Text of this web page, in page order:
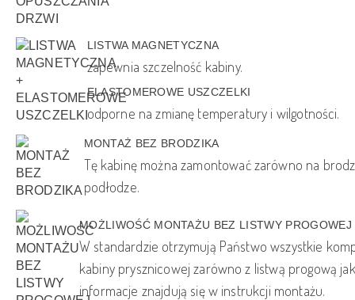
LISTWA MAGNETYCZNA
zapewnia szczelność kabiny.
ELASTOMEROWE USZCZELKI
odporne na zmianę temperatury i wilgotności.
MONTAŻ BEZ BRODZIKA
Tę kabinę można zamontować zarówno na
podłodze.
MOŻLIWOŚĆ MONTAŻU BEZ LISTWY PROGOWEJ
W standardzie otrzymują Państwo wszystkie
kabiny prysznicowej zarówno z listwą progową
informacje znajdują się w instrukcji montażu.